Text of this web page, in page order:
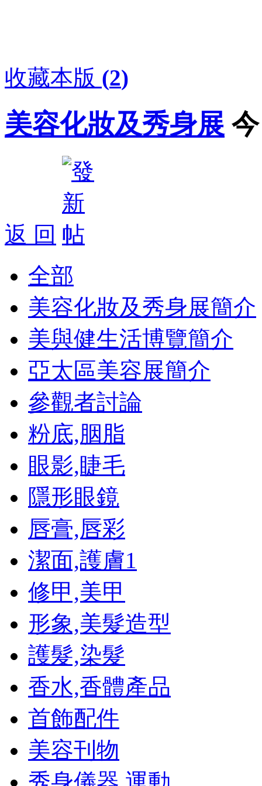
收藏本版 (2)
美容化妝及秀身展
返 回
全部
美容化妝及秀身展簡介
美與健生活博覽簡介
亞太區美容展簡介
參觀者討論
粉底,胭脂
眼影,睫毛
隱形眼鏡
唇膏,唇彩
潔面,護膚1
修甲,美甲
形象,美髮造型
護髮,染髮
香水,香體產品
首飾配件
美容刊物